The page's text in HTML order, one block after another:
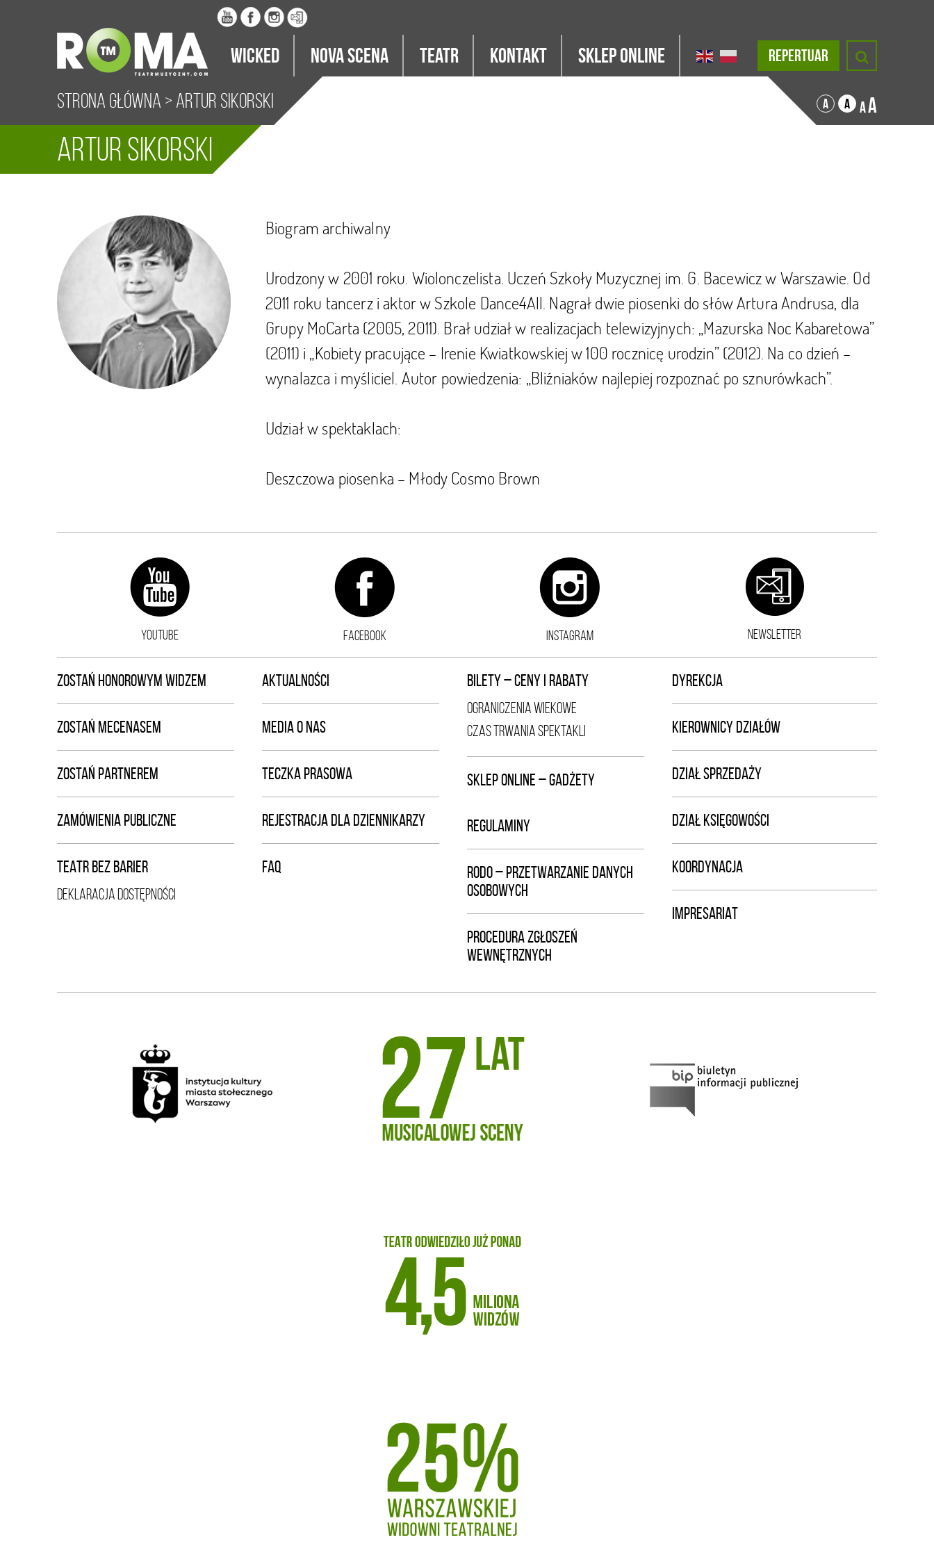
Wicked Nova Scena Teatr Kontakt Sklep Online REPERTUAR
Strona główna > Artur Sikorski A A AA
Artur Sikorski
Biogram archiwalny
Urodzony w 2001 roku. Wiolonczelista. Uczeń Szkoły Muzycznej im. G. Bacewicz w Warszawie. Od
2011 roku tancerz i aktor w Szkole Dance4All. Nagrał dwie piosenki do słów Artura Andrusa, dla
Grupy MoCarta (2005, 2011). Brał udział w realizacjach telewizyjnych: „Mazurska Noc Kabaretowa”
(2011) i „Kobiety pracujące – Irenie Kwiatkowskiej w 100 rocznicę urodzin” (2012). Na co dzień –
wynalazca i myśliciel. Autor powiedzenia: „Bliźniaków najlepiej rozpoznać po sznurówkach”.
Udział w spektaklach:
Deszczowa piosenka – Młody Cosmo Brown
YOUTUBE FACEBOOK INSTAGRAM NEWSLETTER
ZOSTAŃ HONOROWYM WIDZEM
ZOSTAŃ MECENASEM
ZOSTAŃ PARTNEREM
ZAMÓWIENIA PUBLICZNE
TEATR BEZ BARIER
DEKLARACJA DOSTĘPNOŚCI
AKTUALNOŚCI
MEDIA O NAS
TECZKA PRASOWA
REJESTRACJA DLA DZIENNIKARZY
FAQ
BILETY – CENY I RABATY
OGRANICZENIA WIEKOWE
CZAS TRWANIA SPEKTAKLI
SKLEP ONLINE – GADŻETY
REGULAMINY
RODO – PRZETWARZANIE DANYCH
OSOBOWYCH
PROCEDURA ZGŁOSZEŃ
WEWNĘTRZNYCH
DYREKCJA
KIEROWNICY DZIAŁÓW
DZIAŁ SPRZEDAŻY
DZIAŁ KSIĘGOWOŚCI
KOORDYNACJA
IMPRESARIAT